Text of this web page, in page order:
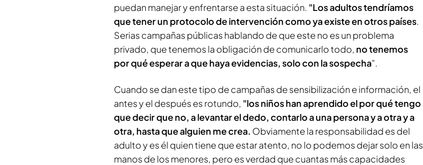
puedan manejar y enfrentarse a esta situación. "Los adultos tendríamos
que tener un protocolo de intervención como ya existe en otros países.
Serias campañas públicas hablando de que este no es un problema
privado, que tenemos la obligación de comunicarlo todo, no tenemos
por qué esperar a que haya evidencias, solo con la sospecha".
Cuando se dan este tipo de campañas de sensibilización e información, el
antes y el después es rotundo, "los niños han aprendido el por qué tengo
que decir que no, a levantar el dedo, contarlo a una persona y a otra y a
otra, hasta que alguien me crea. Obviamente la responsabilidad es del
adulto y es él quien tiene que estar atento, no lo podemos dejar solo en las
manos de los menores, pero es verdad que cuantas más capacidades